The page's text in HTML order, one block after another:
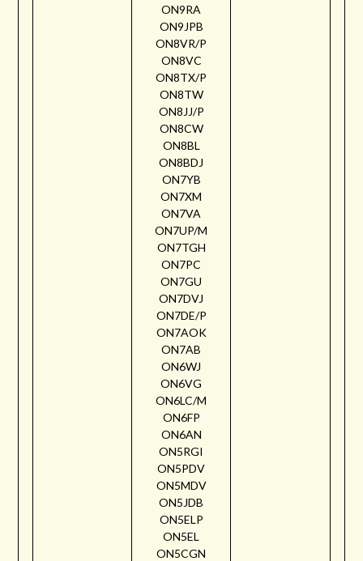
ON9RA
ON9JPB
ON8VR/P
ON8VC
ON8TX/P
ON8TW
ON8JJ/P
ON8CW
ON8BL
ON8BDJ
ON7YB
ON7XM
ON7VA
ON7UP/M
ON7TGH
ON7PC
ON7GU
ON7DVJ
ON7DE/P
ON7AOK
ON7AB
ON6WJ
ON6VG
ON6LC/M
ON6FP
ON6AN
ON5RGI
ON5PDV
ON5MDV
ON5JDB
ON5ELP
ON5EL
ON5CGN